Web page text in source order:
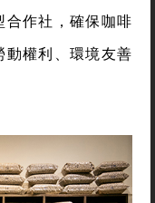
合作社，確保咖啡
動權利、環境友善